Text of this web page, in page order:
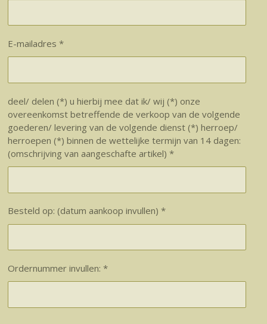
E-mailadres *
deel/ delen (*) u hierbij mee dat ik/ wij (*) onze
overeenkomst betreffende de verkoop van de volgende
goederen/ levering van de volgende dienst (*) herroep/
herroepen (*) binnen de wettelijke termijn van 14 dagen:
(omschrijving van aangeschafte artikel) *
Besteld op: (datum aankoop invullen) *
Ordernummer invullen: *